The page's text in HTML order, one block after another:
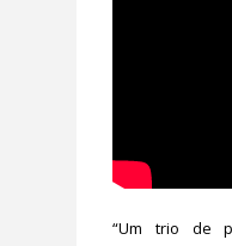
“Um trio de